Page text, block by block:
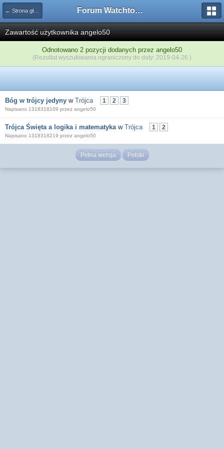
← Strona główna Forum Watchtower
Zawartość użytkownika angelo50
Odnotowano 2 pozycji dodanych przez angelo50
(Rezultat wyszukiwania ograniczony do daty: 2019-04-26 )
Bóg w trójcy jedyny w Trójca 1 2 3
Napisano 1318318109 przez angelo50
Trójca Święta a logika i matematykaw Trójca 1 2
Napisano 1318318219 przez angelo50
Pełna wersja Polski